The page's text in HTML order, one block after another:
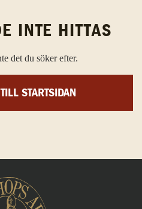
INTE HITTAS
det du söker efter.
STARTSIDAN